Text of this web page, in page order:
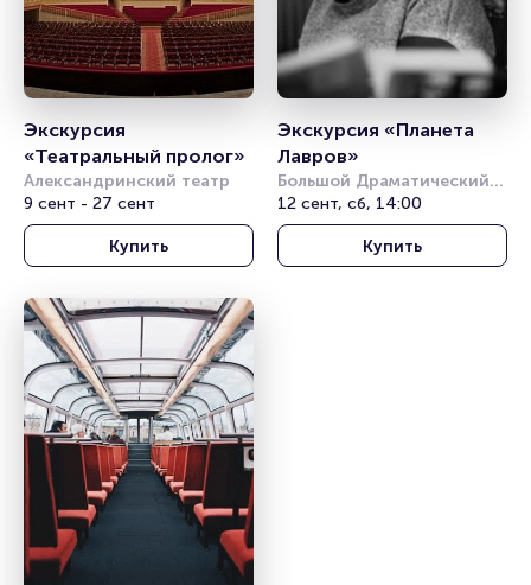
Экскурсия
«Театральный пролог»
Александринский театр
9 сент - 27 сент
Купить
Экскурсия «Планета
Лавров»
Большой Драматический
театр им. Г. А.
Товстоногова
12 сент, сб, 14:00
Купить